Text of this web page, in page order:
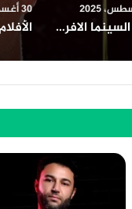
نادي السينما الافريقية يعرض فيلم ” تمساح النيل ” بسينما الهناجر السبت المقبل
30 أغسطس، 2025